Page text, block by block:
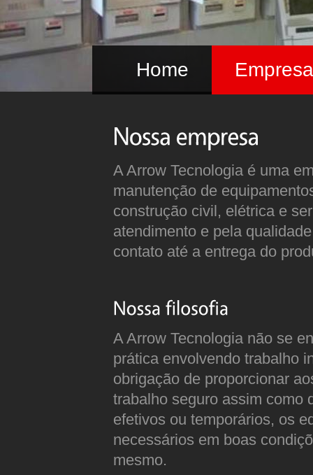
Home Empresa
A Arrow Tecnologia é uma
manutenção de
construção civil, elétrica e
atendimento e pela
contato até a entrega do
A Arrow Tecnologia não se
prática envolvendo trabalho
obrigação de proporcionar
trabalho seguro assim como
efetivos ou temporários, os
necessários em boas
mesmo.